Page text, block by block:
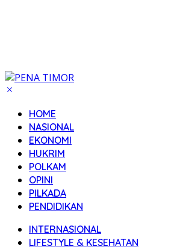
HOME
NASIONAL
EKONOMI
HUKRIM
POLKAM
OPINI
PILKADA
PENDIDIKAN
INTERNASIONAL
LIFESTYLE & KESEHATAN